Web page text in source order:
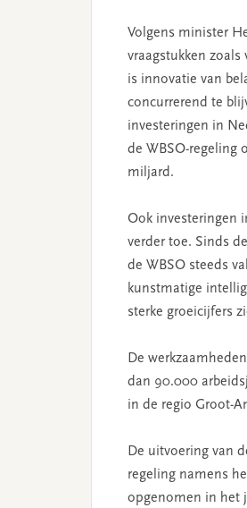
Volgens minister
vraagstukken
is innovatie van
concurrerend te
investeringen in
de WBSO-regeling
miljard.
Ook investeringen
verder toe. Sinds
de WBSO steeds
kunstmatige
sterke groeicijfers
De
dan 90.000
in de regio Groot-
De uitvoering van
regeling namens
opgenomen in het